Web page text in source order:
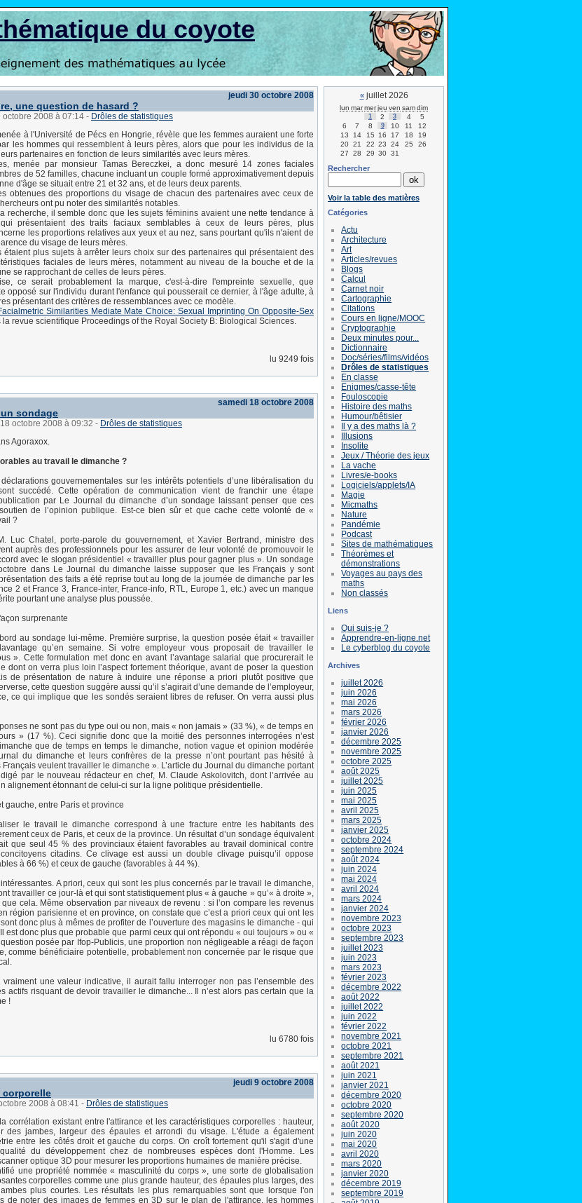
du coyote
jeudi 30 octobre 2008
une question de hasard ?
octobre 2008 à 07:14 - Drôles de statistiques
à l'Université de Pécs en Hongrie, révèle que les femmes auraient une forte
les hommes qui ressemblent à leurs pères, alors que pour les individus de la
partenaires en fonction de leurs similarités avec leurs mères.
menée par monsieur Tamas Bereczkei, a donc mesuré 14 zones faciales
de 52 familles, chacune incluant un couple formé approximativement depuis
d'âge se situait entre 21 et 32 ans, et de leurs deux parents.
obtenues des proportions du visage de chacun des partenaires avec ceux de
ont pu noter des similarités notables.
recherche, il semble donc que les sujets féminins avaient une nette tendance à
présentaient des traits faciaux semblables à ceux de leurs pères, plus
les proportions relatives aux yeux et au nez, sans pourtant qu'ils n'aient de
du visage de leurs mères.
étaient plus sujets à arrêter leurs choix sur des partenaires qui présentaient des
faciales de leurs mères, notamment au niveau de la bouche et de la
se rapprochant de celles de leurs pères.
ce serait probablement la marque, c'est-à-dire l'empreinte sexuelle, que
opposé sur l'individu durant l'enfance qui pousserait ce dernier, à l'âge adulte, à
présentant des critères de ressemblances avec ce modèle.
Similarities Mediate Mate Choice: Sexual Imprinting On Opposite-Sex
revue scientifique Proceedings of the Royal Society B: Biological Sciences.
lu 9249 fois
samedi 18 octobre 2008
sondage
octobre 2008 à 09:32 - Drôles de statistiques
Agoraxox.
au travail le dimanche ?
gouvernementales sur les intérêts potentiels d’une libéralisation du
succédé. Cette opération de communication vient de franchir une étape
par Le Journal du dimanche d’un sondage laissant penser que ces
de l’opinion publique. Est-ce bien sûr et que cache cette volonté de «
?
Luc Chatel, porte-parole du gouvernement, et Xavier Bertrand, ministre des
auprès des professionnels pour les assurer de leur volonté de promouvoir le
avec le slogan présidentiel « travailler plus pour gagner plus ». Un sondage
dans Le Journal du dimanche laisse supposer que les Français y sont
des faits a été reprise tout au long de la journée de dimanche par les
2 et France 3, France-inter, France-info, RTL, Europe 1, etc.) avec un manque
pourtant une analyse plus poussée.
surprenante
au sondage lui-même. Première surprise, la question posée était « travailler
qu’en semaine. Si votre employeur vous proposait de travailler le
». Cette formulation met donc en avant l’avantage salarial que procurerait le
dont on verra plus loin l’aspect fortement théorique, avant de poser la question
de présentation de nature à induire une réponse a priori plutôt positive que
cette question suggère aussi qu’il s’agirait d’une demande de l’employeur,
ce qui implique que les sondés seraient libres de refuser. On verra aussi plus
ne sont pas du type oui ou non, mais « non jamais » (33 %), « de temps en
» (17 %). Ceci signifie donc que la moitié des personnes interrogées n’est
que de temps en temps le dimanche, notion vague et opinion modérée
du dimanche et leurs confrères de la presse n’ont pourtant pas hésité à
veulent travailler le dimanche ». L’article du Journal du dimanche portant
par le nouveau rédacteur en chef, M. Claude Askolovitch, dont l’arrivée au
alignement étonnant de celui-ci sur la ligne politique présidentielle.
gauche, entre Paris et province
le travail le dimanche correspond à une fracture entre les habitants des
ceux de Paris, et ceux de la province. Un résultat d’un sondage équivalent
que seul 45 % des provinciaux étaient favorables au travail dominical contre
citadins. Ce clivage est aussi un double clivage puisqu’il oppose
à 66 %) et ceux de gauche (favorables à 44 %).
A priori, ceux qui sont les plus concernés par le travail le dimanche,
travailler ce jour-là et qui sont statistiquement plus « à gauche » qu’« à droite »,
que cela. Même observation par niveaux de revenu : si l’on compare les revenus
région parisienne et en province, on constate que c’est a priori ceux qui ont les
donc plus à mêmes de profiter de l’ouverture des magasins le dimanche - qui
est donc plus que probable que parmi ceux qui ont répondu « oui toujours » ou «
posée par Ifop-Publicis, une proportion non négligeable a réagi de façon
comme bénéficiaire potentielle, probablement non concernée par le risque que
une valeur indicative, il aurait fallu interroger non pas l’ensemble des
actifs risquant de devoir travailler le dimanche... Il n’est alors pas certain que la
!
lu 6780 fois
jeudi 9 octobre 2008
corporelle
2008 à 08:41 - Drôles de statistiques
corrélation existant entre l'attirance et les caractéristiques corporelles : hauteur,
des jambes, largeur des épaules et arrondi du visage. L'étude a également
entre les côtés droit et gauche du corps. On croît fortement qu'il s'agit d'une
du développement chez de nombreuses espèces dont l'Homme. Les
optique 3D pour mesurer les proportions humaines de manière précise.
une propriété nommée « masculinité du corps », une sorte de globalisation
corporelles comme une plus grande hauteur, des épaules plus larges, des
plus courtes. Les résultats les plus remarquables sont que lorsque l'on
de noter des images de femmes en 3D sur le plan de l'attirance, les hommes
«juillet 2026
lun marmerjeu ven samdim
1 2 3 4
5
6
7 8 9 10 11
12
13
14 15 16 17 18
19
20 21 22 23 24 25
26
27
28 29 30 31
Rechercher
Voir la table des matières
Catégories
Actu
Architecture
Art
Articles/revues
Blogs
Calcul
Carnet noir
Cartographie
Citations
Cours en ligne/MOOC
Cryptographie
Deux minutes pour...
Dictionnaire
Doc/séries/films/vidéos
Drôles de statistiques
En classe
Enigmes/casse-tête
Fouloscopie
Histoire des maths
Humour/bêtisier
Il y a des maths là ?
Illusions
Insolite
Jeux / Théorie des jeux
La vache
Livres/e-books
Logiciels/applets/IA
Magie
Micmaths
Nature
Pandémie
Podcast
Sites de mathématiques
Théorèmes et
démonstrations
Voyages au pays des
maths
Non classés
Liens
Qui suis-je ?
Apprendre-en-ligne.net
Le cyberblog du coyote
Archives
juillet 2026
juin 2026
mai 2026
mars 2026
février 2026
janvier 2026
décembre 2025
novembre 2025
octobre 2025
août 2025
juillet 2025
juin 2025
mai 2025
avril 2025
mars 2025
janvier 2025
octobre 2024
septembre 2024
août 2024
juin 2024
mai 2024
avril 2024
mars 2024
janvier 2024
novembre 2023
octobre 2023
septembre 2023
juillet 2023
juin 2023
mars 2023
février 2023
décembre 2022
août 2022
juillet 2022
juin 2022
février 2022
novembre 2021
octobre 2021
septembre 2021
août 2021
juin 2021
janvier 2021
décembre 2020
octobre 2020
septembre 2020
août 2020
juin 2020
mai 2020
avril 2020
mars 2020
janvier 2020
décembre 2019
septembre 2019